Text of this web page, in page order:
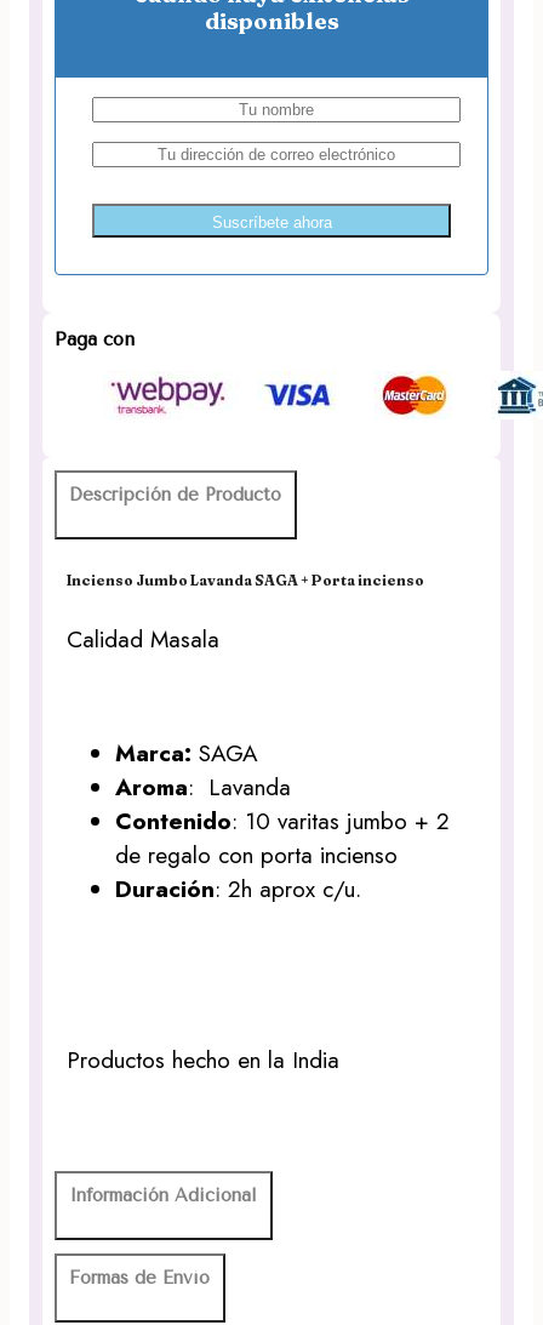
disponibles
Suscríbete ahora
Paga con
Descripción de Producto
Incienso Jumbo Lavanda SAGA + Porta incienso
Calidad Masala
Marca: SAGA
Aroma: Lavanda
Contenido: 10 varitas jumbo + 2
de regalo con porta incienso
Duración: 2h aprox c/u.
Productos hecho en la India
Información Adicional
Formas de Envío